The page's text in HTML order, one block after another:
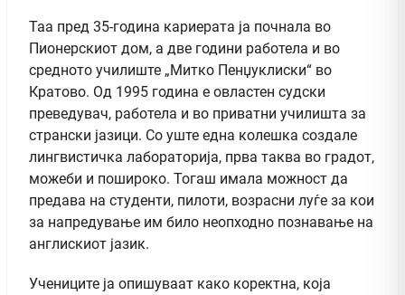
Таа пред 35-година кариерата ја почнала во
Пионерскиот дом, а две години работела и во
средното училиште „Митко Пенџуклиски“ во
Кратово. Од 1995 година е овластен судски
преведувач, работела и во приватни училишта за
странски јазици. Со уште една колешка создале
лингвистичка лабораторија, прва таква во градот,
можеби и пошироко. Тогаш имала можност да
предава на студенти, пилоти, возрасни луѓе за кои
за напредување им било неопходно познавање на
англискиот јазик.
Учениците ја опишуваат како коректна, која